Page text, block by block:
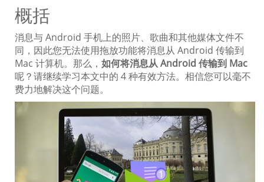
概括
消息与 Android 手机上的照片、歌曲和其他媒体文件不
同，因此您无法使用拖放功能将消息从 Android 传输到
Mac 计算机。那么， 如何将消息从 Android 传输到 Mac
呢？请继续学习本文中的 4 种有效方法。相信您可以毫不
费力地解决这个问题。